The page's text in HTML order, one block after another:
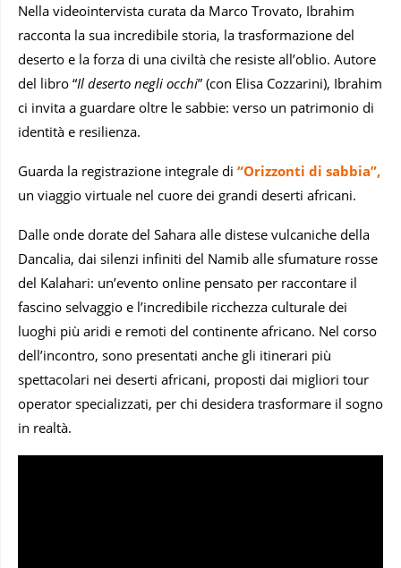
Nella videointervista curata da Marco Trovato, Ibrahim
racconta la sua incredibile storia, la trasformazione del
deserto e la forza di una civiltà che resiste all’oblio. Autore
del libro “Il deserto negli occhi” (con Elisa Cozzarini), Ibrahim
ci invita a guardare oltre le sabbie: verso un patrimonio di
identità e resilienza.
Guarda la registrazione integrale di “Orizzonti di sabbia”,
un viaggio virtuale nel cuore dei grandi deserti africani.
Dalle onde dorate del Sahara alle distese vulcaniche della
Dancalia, dai silenzi infiniti del Namib alle sfumature rosse
del Kalahari: un’evento online pensato per raccontare il
fascino selvaggio e l’incredibile ricchezza culturale dei
luoghi più aridi e remoti del continente africano. Nel corso
dell’incontro, sono presentati anche gli itinerari più
spettacolari nei deserti africani, proposti dai migliori tour
operator specializzati, per chi desidera trasformare il sogno
in realtà.